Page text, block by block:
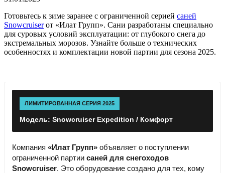
Готовьтесь к зиме заранее с ограниченной серией саней
Snowcruiserот «Илат Групп». Сани разработаны специально
для суровых условий эксплуатации: от глубокого снега до
экстремальных морозов. Узнайте больше о технических
особенностях и комплектации новой партии для сезона 2025.
ЛИМИТИРОВАННАЯ СЕРИЯ 2025
Модель: Snowcruiser Expedition / Комфорт
Компания «Илат Групп» объявляет о поступлении
ограниченной партии саней для снегоходов
Snowcruiser. Это оборудование создано для тех, кому